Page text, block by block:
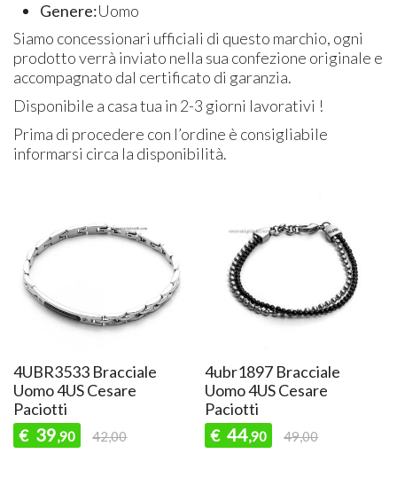
Genere:Uomo
Siamo concessionari ufficiali di questo marchio, ogni
prodotto verrà inviato nella sua confezione originale e
accompagnato dal certificato di garanzia.
Disponibile a casa tua in 2-3 giorni lavorativi !
Prima di procedere con l’ordine è consigliabile
informarsi circa la disponibilità.
4UBR3533 Bracciale
Uomo 4US Cesare
Paciotti
€ 39,90 42,00
4ubr1897 Bracciale
Uomo 4US Cesare
Paciotti
€ 44,90 49,00